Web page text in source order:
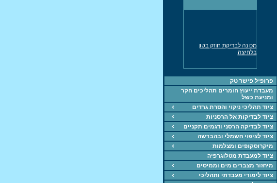
לתעשיה
מכונה אוניברסלית לבדיקת
חומרים UTM
תהליכים וחקר כשל
מכונה אוניברסאלית 5KN
לבדיקת חומרים
מד עובי צבע, דופן
מכונת מתיחה 60 טון נמסרה
לתעשיה
מכונה לבדיקת חוזק בטון
בלחיצה
פרופיל פישר טק
מעבדת ייעוץ חומרים תהליכים חקר
ומניעת כשל
ציוד תהליכי ניקוי והסרת גרדים
ציוד לבדיקות אל הרסניות
ציוד לבדיקה הרסני ודגמים תקניים
ציוד לציפוי חשמלי ובהברשה
מיקרוסקופים ומצלמות
ציוד למעבדת מטלוגרפיה
מיחזור מצברים מים וממיסים
ציוד לימודי מעבדתי ותהליכי